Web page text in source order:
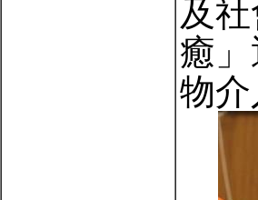
及
癒
物